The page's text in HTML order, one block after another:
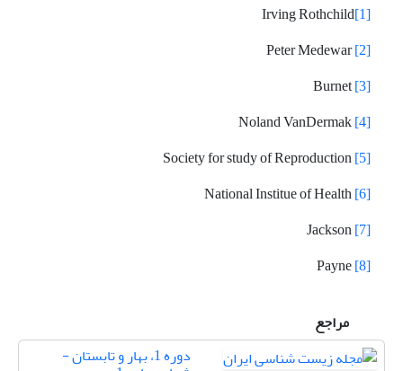
[1]
Irving Rothchild
[2]
Peter Medewar
[3]
Burnet
[4]
[5]
[6]
[7]
[8]
مراجع
دوره 1، بهار و تابستان -